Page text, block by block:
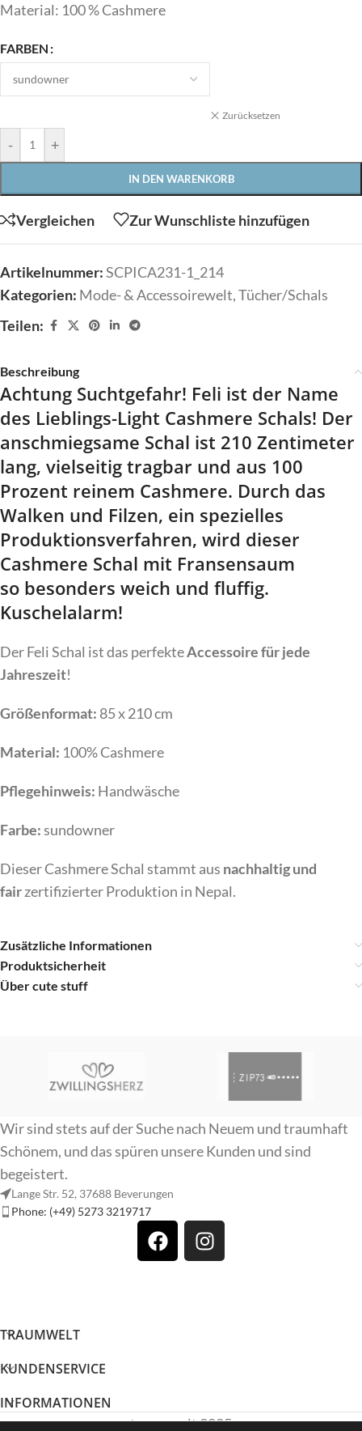
Material: 100 % Cashmere
FARBEN
Zurücksetzen
- +
IN DEN WARENKORB
Vergleichen Zur Wunschliste hinzufügen
Artikelnummer:SCPICA231-1_214
Kategorien: Mode- & Accessoirewelt,Tücher/Schals
Teilen:
Beschreibung
Achtung Suchtgefahr! Feli ist der Name
des Lieblings-Light Cashmere Schals! Der
anschmiegsame Schal ist 210 Zentimeter
lang, vielseitig tragbar und aus 100
Prozent reinem Cashmere. Durch das
Walken und Filzen, ein spezielles
Produktionsverfahren, wird dieser
Cashmere Schal mit Fransensaum
so besonders weich und fluffig.
Kuschelalarm!
Der Feli Schal ist das perfekteAccessoire für jede
Jahreszeit!
Größenformat: 85 x 210 cm
Material: 100% Cashmere
Pflegehinweis: Handwäsche
Farbe:sundowner
Dieser Cashmere Schal stammt aus nachhaltig und
fairzertifizierter Produktion in Nepal.
Zusätzliche Informationen
Produktsicherheit
Über cute stuff
Wir sind stets auf der Suche nach Neuem und traumhaft
Schönem, und das spüren unsere Kunden und sind
begeistert.
Lange Str. 52, 37688 Beverungen
Phone: (+49) 5273 3219717
TRAUMWELT
KUNDENSERVICE
INFORMATIONEN
traumwelt 2025